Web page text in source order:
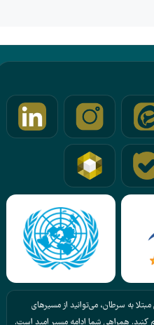
مبتلا به سرطان، می‌توانید از مسیرهای
کنید. همراهی شما ادامه مسیر امید است.